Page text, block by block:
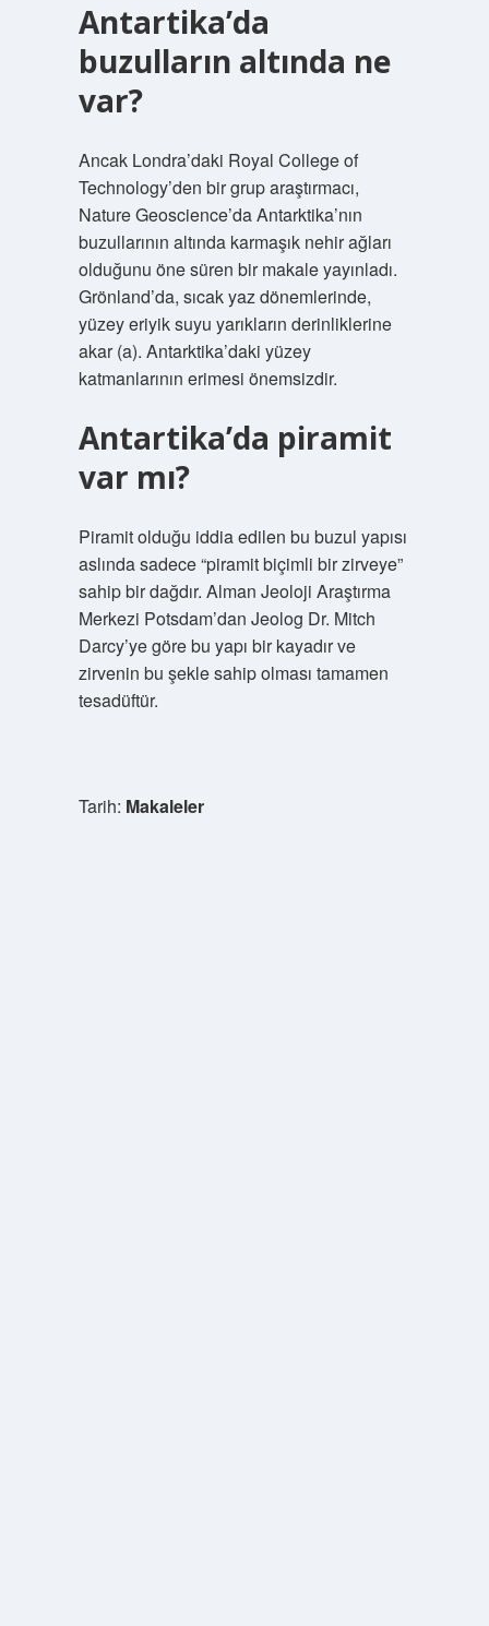
Antartika’da
buzulların altında ne
var?
Ancak Londra’daki Royal College of
Technology’den bir grup araştırmacı,
Nature Geoscience’da Antarktika’nın
buzullarının altında karmaşık nehir ağları
olduğunu öne süren bir makale yayınladı.
Grönland’da, sıcak yaz dönemlerinde,
yüzey eriyik suyu yarıkların derinliklerine
akar (a). Antarktika’daki yüzey
katmanlarının erimesi önemsizdir.
Antartika’da piramit
var mı?
Piramit olduğu iddia edilen bu buzul yapısı
aslında sadece “piramit biçimli bir zirveye”
sahip bir dağdır. Alman Jeoloji Araştırma
Merkezi Potsdam’dan Jeolog Dr. Mitch
Darcy’ye göre bu yapı bir kayadır ve
zirvenin bu şekle sahip olması tamamen
tesadüftür.
Tarih: Makaleler